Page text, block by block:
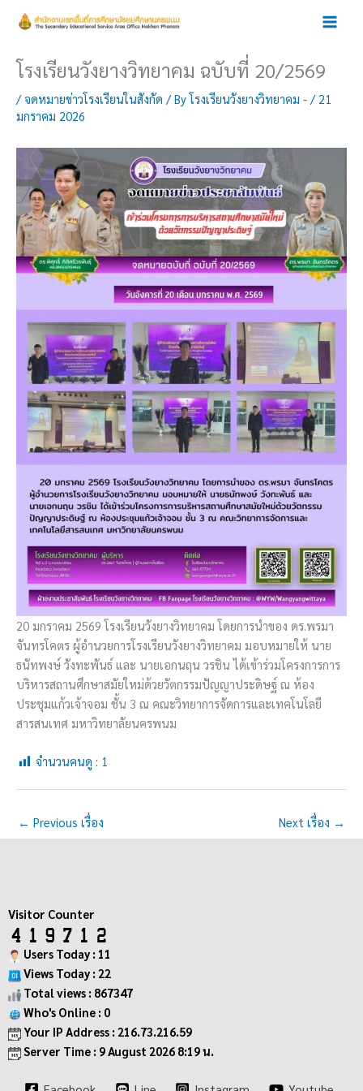
โรงเรียนวังยางวิทยาคม ฉบับที่ 20/2569
/จดหมายข่าวโรงเรียนในสังกัด / Byโรงเรียนวังยางวิทยาคม - / 21
มกราคม 2026
20 มกราคม 2569 โรงเรียนวังยางวิทยาคม โดยการนำของ ดร.พรมา
จันทรโคตร ผู้อำนวยการโรงเรียนวังยางวิทยาคม มอบหมายให้ นาย
ธนัทพงษ์ วังทะพันธ์ และ นายเอกนฤน วรชิน ได้เข้าร่วมโครงการการ
บริหารสถานศึกษาสมัยใหม่ด้วยวัตกรรมปัญญาประดิษฐ์ ณ ห้อง
ประชุมแก้วเจ้าจอม ชั้น 3 ณ คณะวิทยาการจัดการและเทคโนโลยี
สารสนเทศ มหาวิทยาลัยนครพนม
จำนวนคนดู : 1
← Previous เรื่อง Next เรื่อง →
Visitor Counter
Users Today : 11
Views Today : 22
Total views : 867347
Who's Online : 0
Your IP Address : 216.73.216.59
Server Time : 9 August 2026 8:19 น.